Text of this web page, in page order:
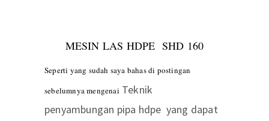
MESIN LAS HDPE SHD 160
Seperti yang sudah saya bahas di postingan
sebelumnya mengenai Teknik
penyambungan pipa hdpe yang dapat